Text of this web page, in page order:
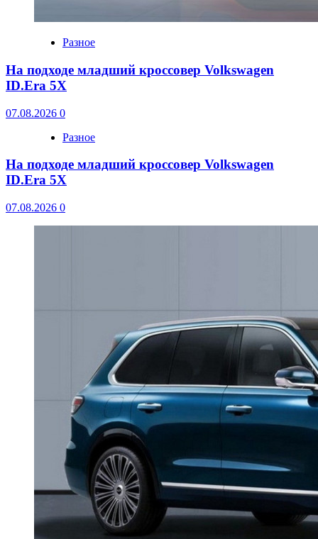
Разное
На подходе младший кроссовер Volkswagen
ID.Era 5X
07.08.2026 0
Разное
На подходе младший кроссовер Volkswagen
ID.Era 5X
07.08.2026 0